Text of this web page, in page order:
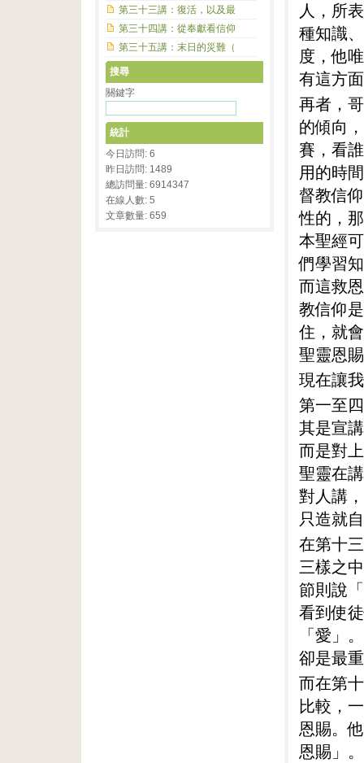
人，所
種知識
度，他
有這方
再者，
的傾向
賽，看
用的時
督教信
性的，
本聖經
們學習
而這救
教信仰
住，就
聖靈恩
現在讓
第一至
其是宣
而是對
聖靈在
對人講
只造就
在第十
三樣之
節則說
看到使
「愛」
卻是最
而在第
比較，
恩賜。
恩賜」。
第三十三講：復活，以及最
第三十四講：從奉獻看信仰
第三十五講：末日的災難（
搜尋
關鍵字
統計
今日訪問: 6
昨日訪問: 1489
總訪問量: 6914347
在線人數: 5
文章數量: 659